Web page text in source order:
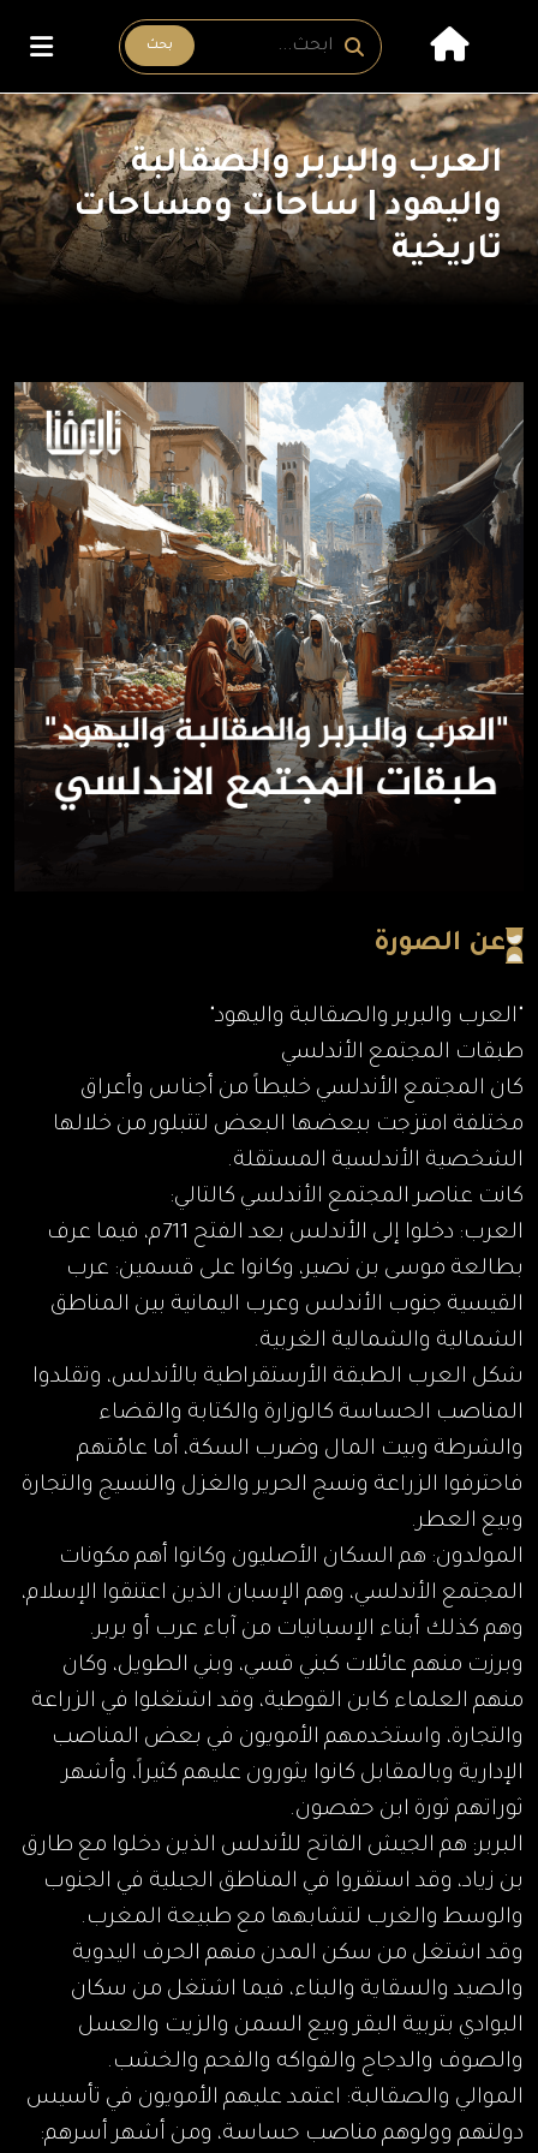
بحث
العرب والبربر والصقالبة
واليهود | ساحات ومساحات
تاريخية
عن الصورة
"العرب والبربر والصقالبة واليهود"
طبقات المجتمع الأندلسي
كان المجتمع الأندلسي خليطاً من أجناس وأعراق
مختلفة امتزجت ببعضها البعض لتتبلور من خلالها
الشخصية الأندلسية المستقلة.
كانت عناصر المجتمع الأندلسي كالتالي:
العرب: دخلوا إلى الأندلس بعد الفتح 711م، فيما عرف
بطالعة موسى بن نصير، وكانوا على قسمين: عرب
القيسية جنوب الأندلس وعرب اليمانية بين المناطق
الشمالية والشمالية الغربية.
شكل العرب الطبقة الأرستقراطية بالأندلس، وتقلدوا
المناصب الحساسة كالوزارة والكتابة والقضاء
والشرطة وبيت المال وضرب السكة، أما عامّتهم
فاحترفوا الزراعة ونسج الحرير والغزل والنسيج والتجارة
وبيع العطر.
المولدون: هم السكان الأصليون وكانوا أهم مكونات
المجتمع الأندلسي، وهم الإسبان الذين اعتنقوا الإسلام،
وهم كذلك أبناء الإسبانيات من آباء عرب أو بربر.
وبرزت منهم عائلات كبني قسي، وبني الطويل، وكان
منهم العلماء كابن القوطية، وقد اشتغلوا في الزراعة
والتجارة، واستخدمهم الأمويون في بعض المناصب
الإدارية وبالمقابل كانوا يثورون عليهم كثيراً، وأشهر
ثوراتهم ثورة ابن حفصون.
البربر: هم الجيش الفاتح للأندلس الذين دخلوا مع طارق
بن زياد، وقد استقروا في المناطق الجبلية في الجنوب
والوسط والغرب لتشابهها مع طبيعة المغرب.
وقد اشتغل من سكن المدن منهم الحرف اليدوية
والصيد والسقاية والبناء، فيما اشتغل من سكان
البوادي بتربية البقر وبيع السمن والزيت والعسل
والصوف والدجاج والفواكه والفحم والخشب.
الموالي والصقالبة: اعتمد عليهم الأمويون في تأسيس
دولتهم وولوهم مناصب حساسة، ومن أشهر أسرهم: